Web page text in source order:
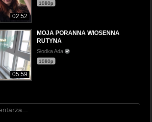
02:52
1080p
05:59
MOJA PORANNA WIOSENNA
RUTYNA
Słodka Ada
1080p